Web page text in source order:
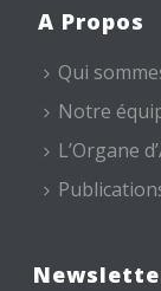
A Propos
Qui
Notre
L’Organe